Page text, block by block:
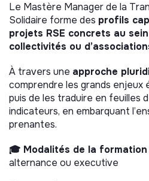
Le Mastère Manager de la
Solidaire forme des profils
projets RSE concrets au
collectivités ou
À travers une approche
comprendre les grands enjeux
puis de les traduire en feuilles
indicateurs, en embarquant
prenantes.
🎓 Modalités de la formation
alternance ou executive